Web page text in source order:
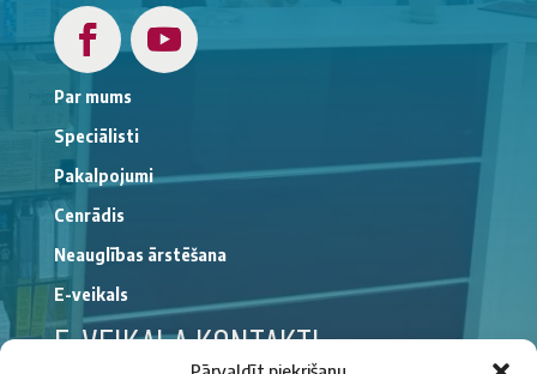
Par mums
Speciālisti
Pakalpojumi
Cenrādis
Neauglības ārstēšana
E-veikals
E-VEIKALA KONTAKTI